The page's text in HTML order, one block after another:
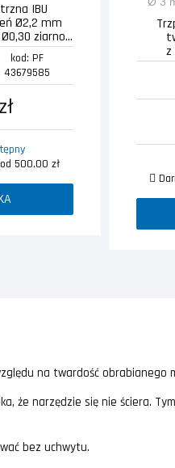
IBU
Ø2,2 mm
ziarno...
kod: PF
43679585
500,00 zł
z
na twardość obrabianego
że narzędzie się nie ściera.
bez uchwytu.